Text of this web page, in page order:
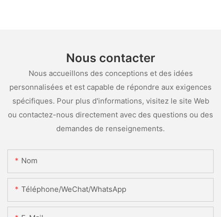
Nous contacter
Nous accueillons des conceptions et des idées
personnalisées et est capable de répondre aux exigences
spécifiques. Pour plus d'informations, visitez le site Web
ou contactez-nous directement avec des questions ou des
demandes de renseignements.
Nom
Téléphone/WeChat/WhatsApp